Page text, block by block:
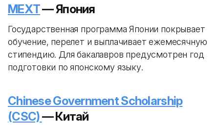
MEXT— Япония
Государственная программа Японии покрывает
обучение, перелет и выплачивает ежемесячную
стипендию. Для бакалавров предусмотрен год
подготовки по японскому языку.
Chinese Government Scholarship
(CSC)— Китай